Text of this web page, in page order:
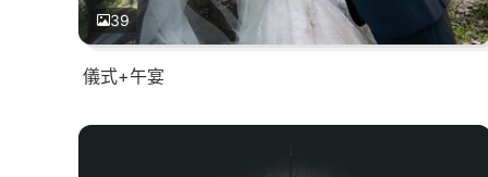
39
儀式+午宴